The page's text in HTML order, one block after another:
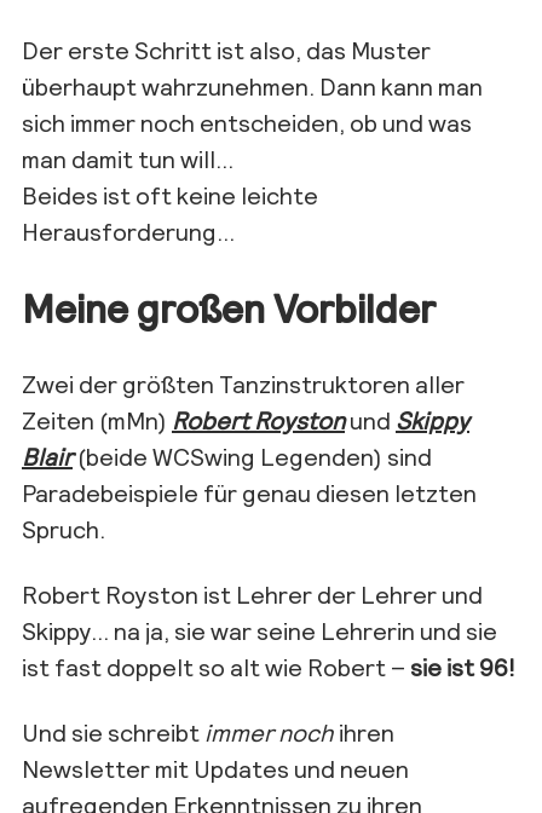
Der erste Schritt ist also, das Muster
überhaupt wahrzunehmen. Dann kann man
sich immer noch entscheiden, ob und was
man damit tun will…
Beides ist oft keine leichte
Herausforderung…
Meine großen Vorbilder
Zwei der größten Tanzinstruktoren aller
Zeiten (mMn) Robert Roystonund Skippy
Blair(beide WCSwing Legenden) sind
Paradebeispiele für genau diesen letzten
Spruch.
Robert Royston ist Lehrer der Lehrer und
Skippy… na ja, sie war seine Lehrerin und sie
ist fast doppelt so alt wie Robert – sie ist 96!
Und sie schreibt immer noch ihren
Newsletter mit Updates und neuen
aufregenden Erkenntnissen zu ihren